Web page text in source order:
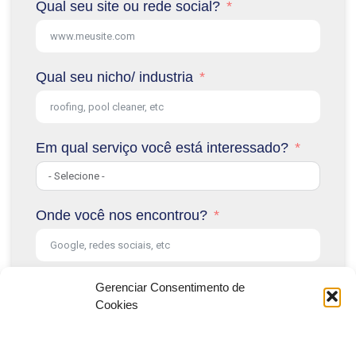
Gerenciar Consentimento de
Cookies
Qual seu site ou rede social?
Qual seu nicho/ industria
Em qual serviço você está interessado?
Onde você nos encontrou?
Conte-nos sobre seu negócio e o que está
buscando